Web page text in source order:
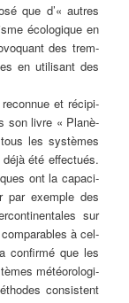
que d’« aut­res
éco­lo­gi­que en
des trem­
en uti­li­sant des
et réci­pi­
son liv­re « Planè­
les sys­tè­mes
été effec­tués.
ont la capa­ci­
par exemp­le des
sur
com­pa­ra­bles à cel­
con­fir­mé que les
météo­ro­lo­gi­
con­sis­tent